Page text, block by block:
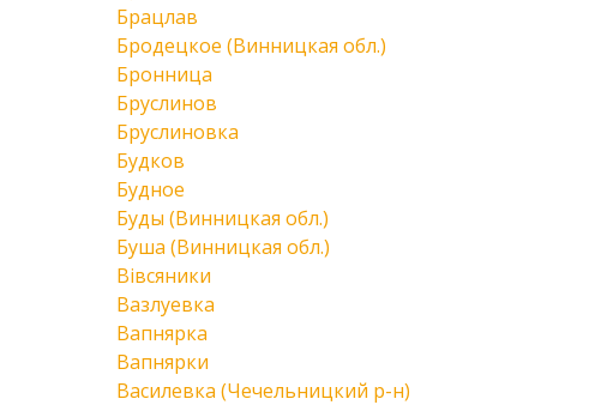
Брацлав
Бродецкое (Винницкая обл.)
Бронница
Бруслинов
Бруслиновка
Будков
Будное
Буды (Винницкая обл.)
Буша (Винницкая обл.)
Вівсяники
Вазлуевка
Вапнярка
Вапнярки
Василевка (Чечельницкий р-н)